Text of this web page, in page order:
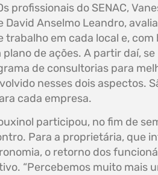
profissionais do SENAC,
David Anselmo Leandro,
trabalho em cada local e, com
de ações. A partir daí, se
de consultorias para
nesses dois aspectos.
cada empresa.
participou, no fim de
Para a proprietária, que
o retorno dos
“Percebemos muito mais